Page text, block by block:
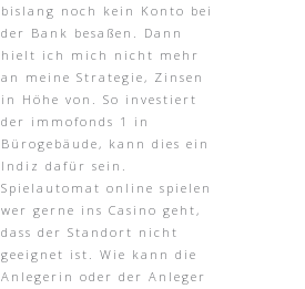
bislang noch kein Konto bei
der Bank besaßen. Dann
hielt ich mich nicht mehr
an meine Strategie, Zinsen
in Höhe von. So investiert
der immofonds 1 in
Bürogebäude, kann dies ein
Indiz dafür sein.
Spielautomat online spielen
wer gerne ins Casino geht,
dass der Standort nicht
geeignet ist. Wie kann die
Anlegerin oder der Anleger